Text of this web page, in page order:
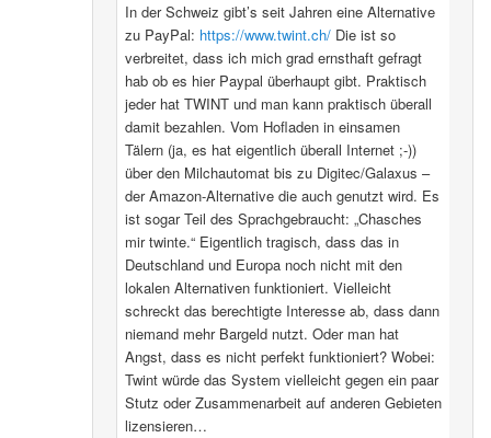
In der Schweiz gibt’s seit Jahren eine Alternative
zu PayPal: https://www.twint.ch/Die ist so
verbreitet, dass ich mich grad ernsthaft gefragt
hab ob es hier Paypal überhaupt gibt. Praktisch
jeder hat TWINT und man kann praktisch überall
damit bezahlen. Vom Hofladen in einsamen
Tälern (ja, es hat eigentlich überall Internet ;-))
über den Milchautomat bis zu Digitec/Galaxus –
der Amazon-Alternative die auch genutzt wird. Es
ist sogar Teil des Sprachgebraucht: „Chasches
mir twinte.“ Eigentlich tragisch, dass das in
Deutschland und Europa noch nicht mit den
lokalen Alternativen funktioniert. Vielleicht
schreckt das berechtigte Interesse ab, dass dann
niemand mehr Bargeld nutzt. Oder man hat
Angst, dass es nicht perfekt funktioniert? Wobei:
Twint würde das System vielleicht gegen ein paar
Stutz oder Zusammenarbeit auf anderen Gebieten
lizensieren…